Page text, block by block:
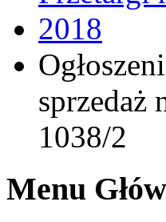
2018
sprzedaż
1038/2
Menu